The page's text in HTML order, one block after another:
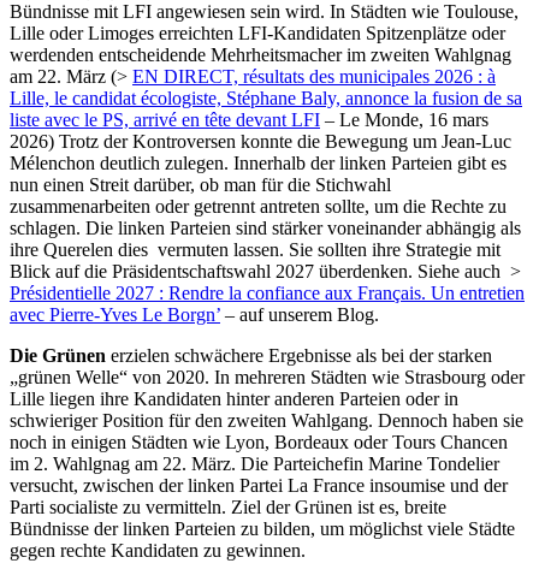
Bündnisse mit LFI angewiesen sein wird. In Städten wie Toulouse,
Lille oder Limoges erreichten LFI-Kandidaten Spitzenplätze oder
werdenden entscheidende Mehrheitsmacher im zweiten Wahlgnag
am 22. März (> EN DIRECT, résultats des municipales 2026 : à
Lille, le candidat écologiste, Stéphane Baly, annonce la fusion de sa
liste avec le PS, arrivé en tête devant LFI – Le Monde, 16 mars
2026) Trotz der Kontroversen konnte die Bewegung um Jean-Luc
Mélenchon deutlich zulegen. Innerhalb der linken Parteien gibt es
nun einen Streit darüber, ob man für die Stichwahl
zusammenarbeiten oder getrennt antreten sollte, um die Rechte zu
schlagen. Die linken Parteien sind stärker voneinander abhängig als
ihre Querelen dies vermuten lassen. Sie sollten ihre Strategie mit
Blick auf die Präsidentschaftswahl 2027 überdenken. Siehe auch >
Présidentielle 2027 : Rendre la confiance aux Français. Un entretien
avec Pierre-Yves Le Borgn’ – auf unserem Blog.
Die Grünen erzielen schwächere Ergebnisse als bei der starken
„grünen Welle“ von 2020. In mehreren Städten wie Strasbourg oder
Lille liegen ihre Kandidaten hinter anderen Parteien oder in
schwieriger Position für den zweiten Wahlgang. Dennoch haben sie
noch in einigen Städten wie Lyon, Bordeaux oder Tours Chancen
im 2. Wahlgnag am 22. März. Die Parteichefin Marine Tondelier
versucht, zwischen der linken Partei La France insoumise und der
Parti socialiste zu vermitteln. Ziel der Grünen ist es, breite
Bündnisse der linken Parteien zu bilden, um möglichst viele Städte
gegen rechte Kandidaten zu gewinnen.